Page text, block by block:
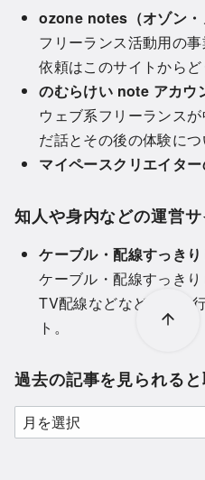
ozone notes（オゾン・
フリーランス活動用の
依頼はこのサイトからど
のむらけい note アカウ
ウェブ系フリーランス
だ話とその後の体験に
マイペースクリエイタ
知人や身内などの運営サ
ケーブル・配線すっき
ケーブル・配線すっき
TV配線などなど自分で
ト。
過去の記事を見られる
過
去